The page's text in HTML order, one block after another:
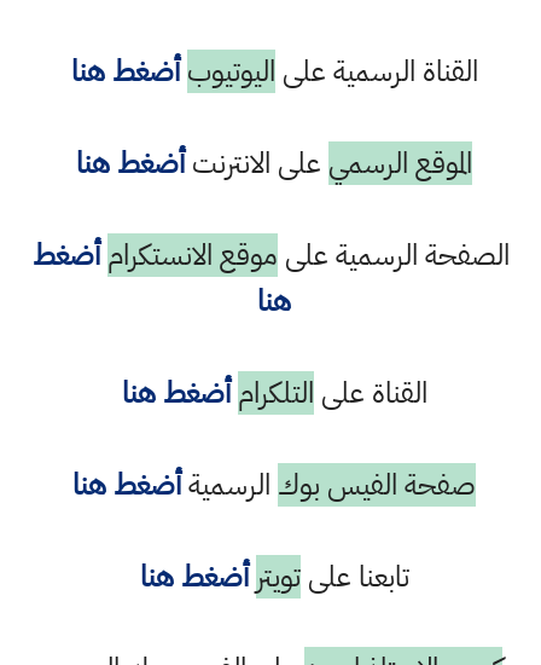
القناة الرسمية على اليوتيوب أضغط هنا
الموقع الرسمي على الانترنتأضغط هنا
الصفحة الرسمية على موقع الانستكرام أضغط
هنا
القناة على التلكرام أضغط هنا
صفحة الفيس بوك الرسميةأضغط هنا
تابعنا علىتويتر أضغط هنا